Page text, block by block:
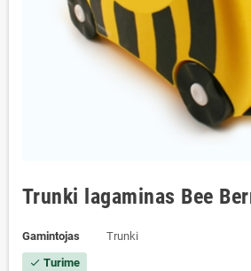
Trunki lagaminas Bee
Gamintojas Trunki
check Turime